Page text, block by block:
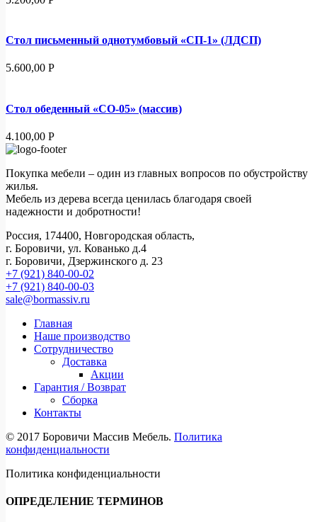
Стол письменный однотумбовый «СП-1» (ЛДСП)
5.600,00 Р
Стол обеденный «СО-05» (массив)
4.100,00 Р
Покупка мебели – один из главных вопросов по обустройству
жилья.
Мебель из дерева всегда ценилась благодаря своей
надежности и добротности!
Россия, 174400, Новгородская область,
г. Боровичи, ул. Кованько д.4
г. Боровичи, Дзержинского д. 23
+7 (921) 840-00-02
+7 (921) 840-00-03
sale@bormassiv.ru
Главная
Наше производство
Сотрудничество
Доставка
Акции
Гарантия / Возврат
Сборка
Контакты
© 2017 Боровичи Массив Мебель. Политика
конфиденциальности
Политика конфиденциальности
ОПРЕДЕЛЕНИЕ ТЕРМИНОВ